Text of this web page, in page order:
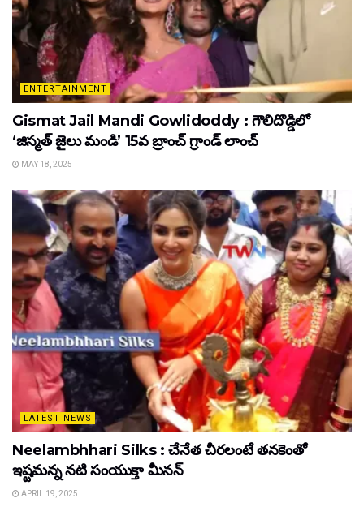
ENTERTAINMENT
Gismat Jail Mandi Gowlidoddy : గౌలిదొడ్డిలో
‘జిస్మత్ జైలు మండి’ 15వ బ్రాంచ్ గ్రాండ్ లాంచ్
MAY 18, 2025
LATEST NEWS
Neelambhhari Silks : చేనేత చీరలంటే తనకెంతో
ఇష్టమన్న నటి సంయుక్తా మీనన్‌
APRIL 19, 2025